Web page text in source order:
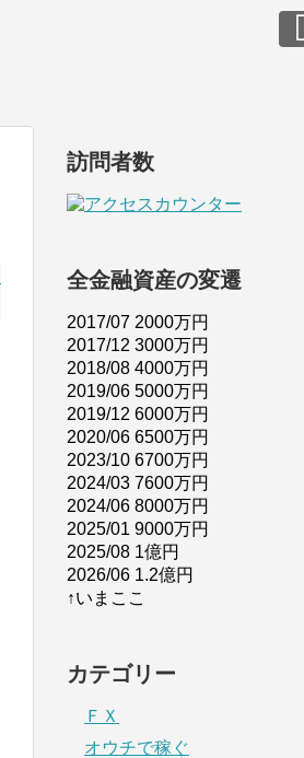
訪問者数
全金融資産の変遷
2017/07 2000万円
2017/12 3000万円
2018/08 4000万円
2019/06 5000万円
2019/12 6000万円
2020/06 6500万円
2023/10 6700万円
2024/03 7600万円
2024/06 8000万円
2025/01 9000万円
2025/08 1億円
2026/06 1.2億円
↑いまここ
カテゴリー
ＦＸ
オウチで稼ぐ